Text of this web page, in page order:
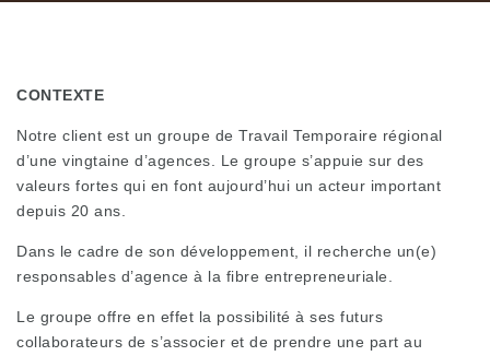
CONTEXTE
Notre client est un groupe de Travail Temporaire régional
d’une vingtaine d’agences. Le groupe s’appuie sur des
valeurs fortes qui en font aujourd’hui un acteur important
depuis 20 ans.
Dans le cadre de son développement, il recherche un(e)
responsables d’agence à la fibre entrepreneuriale.
Le groupe offre en effet la possibilité à ses futurs
collaborateurs de s’associer et de prendre une part au